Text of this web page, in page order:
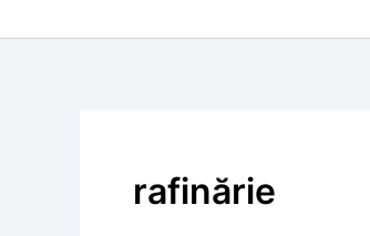
rafinărie